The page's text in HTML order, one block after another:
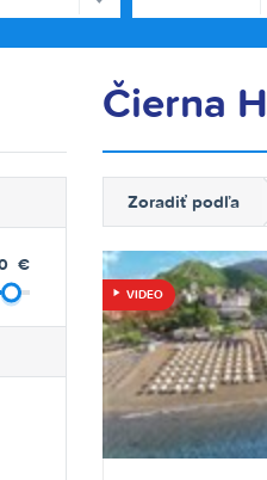
€
Čierna
Zoradiť podľa
VIDEO